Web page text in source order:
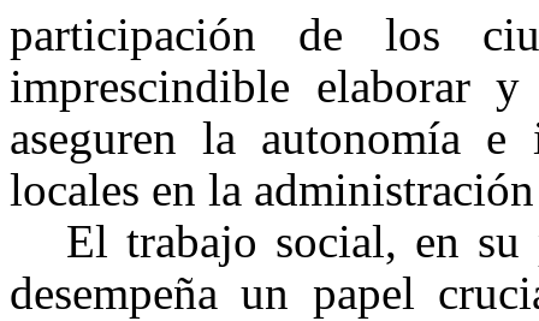
participación de los
imprescindible elaborar
aseguren la autonomía e
locales en la
El trabajo social, en su
desempeña un papel